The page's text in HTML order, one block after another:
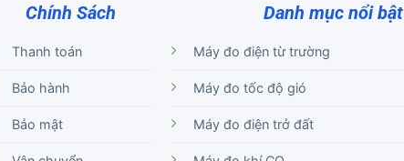
Chính Sách
Thanh toán
Bảo hành
Bảo mật
Danh mục nổi bật
Máy đo điện từ trường
Máy đo tốc độ gió
Máy đo điện trở đất